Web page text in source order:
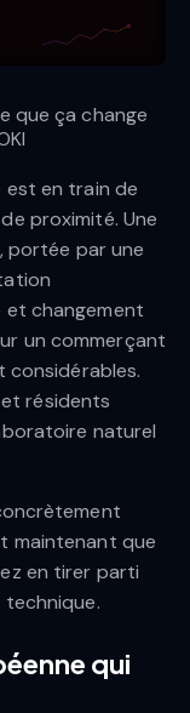
que ça change
est en train de
proximité. Une
portée par une
changement
un commerçant
considérables.
résidents
naturel
maintenant que
en tirer parti
qui